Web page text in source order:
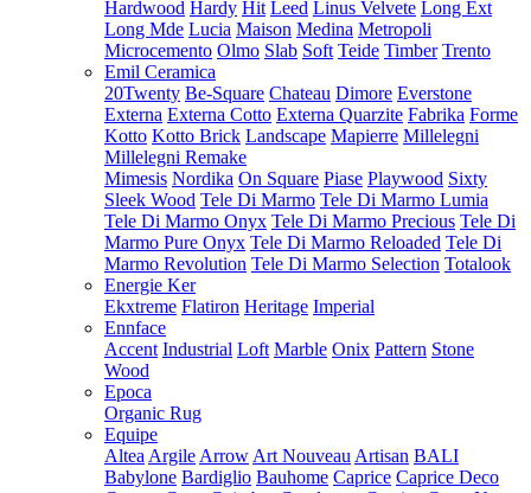
Hardwood Hardy Hit Leed Linus Velvete Long Ext
Long Mde Lucia Maison Medina Metropoli
Microcemento Olmo Slab Soft Teide Timber Trento
Emil Ceramica
20Twenty Be-Square Chateau Dimore Everstone
Externa Externa Cotto Externa Quarzite Fabrika Forme
Kotto Kotto Brick Landscape Mapierre Millelegni
Millelegni Remake
Mimesis Nordika On Square Piase Playwood Sixty
Sleek Wood Tele Di Marmo Tele Di Marmo Lumia
Tele Di Marmo Onyx Tele Di Marmo Precious Tele Di
Marmo Pure Onyx Tele Di Marmo Reloaded Tele Di
Marmo Revolution Tele Di Marmo Selection Totalook
Energie Ker
Ekxtreme Flatiron Heritage Imperial
Ennface
Accent Industrial Loft Marble Onix Pattern Stone
Wood
Epoca
Organic Rug
Equipe
Altea Argile Arrow Art Nouveau Artisan BALI
Babylone Bardiglio Bauhome Caprice Caprice Deco